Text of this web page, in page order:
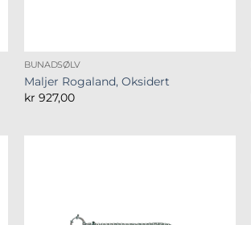
BUNADSØLV
Maljer Rogaland, Oksidert
kr 927,00